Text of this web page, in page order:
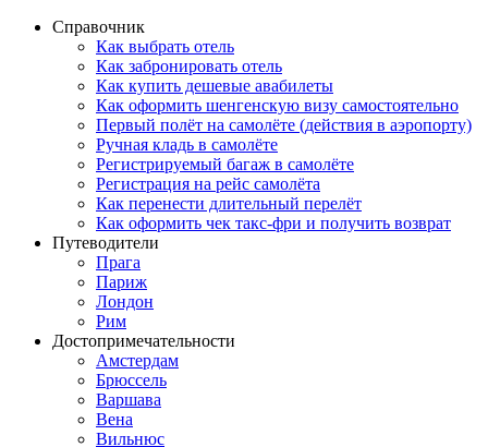
Справочник
Как выбрать отель
Как забронировать отель
Как купить дешевые авабилеты
Как оформить шенгенскую визу самостоятельно
Первый полёт на самолёте (действия в аэропорту)
Ручная кладь в самолёте
Регистрируемый багаж в самолёте
Регистрация на рейс самолёта
Как перенести длительный перелёт
Как оформить чек такс-фри и получить возврат
Путеводители
Прага
Париж
Лондон
Рим
Достопримечательности
Амстердам
Брюссель
Варшава
Вена
Вильнюс